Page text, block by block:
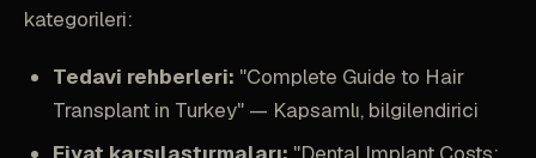
kategorileri:
Tedavi rehberleri: "Complete Guide to Hair
Transplant in Turkey" — Kapsamlı, bilgilendirici
Fiyat karşılaştırmaları: "Dental Implant Costs: